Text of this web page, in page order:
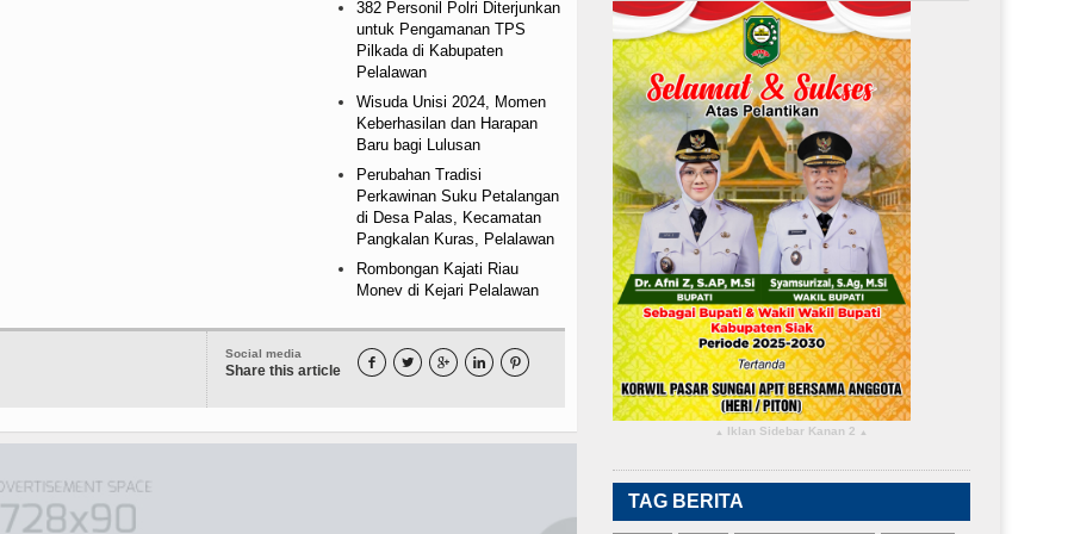
382 Personil Polri Diterjunkan
untuk Pengamanan TPS
Pilkada di Kabupaten
Pelalawan
Wisuda Unisi 2024, Momen
Keberhasilan dan Harapan
Baru bagi Lulusan
Perubahan Tradisi
Perkawinan Suku Petalangan
di Desa Palas, Kecamatan
Pangkalan Kuras, Pelalawan
Rombongan Kajati Riau
Monev di Kejari Pelalawan
Social media
Share this article     
▴ Iklan Sidebar Kanan 2 ▴
TAG BERITA